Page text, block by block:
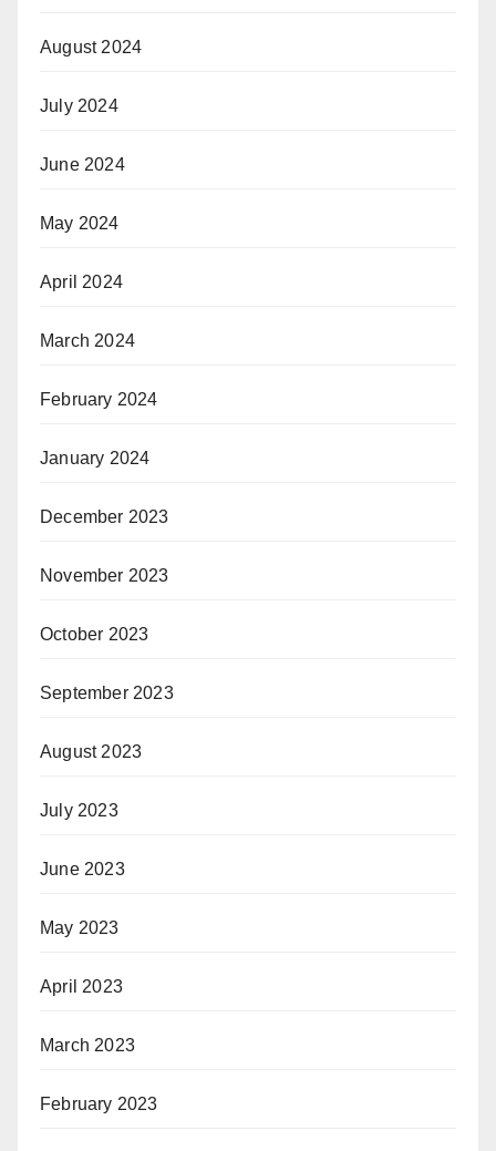
August 2024
July 2024
June 2024
May 2024
April 2024
March 2024
February 2024
January 2024
December 2023
November 2023
October 2023
September 2023
August 2023
July 2023
June 2023
May 2023
April 2023
March 2023
February 2023